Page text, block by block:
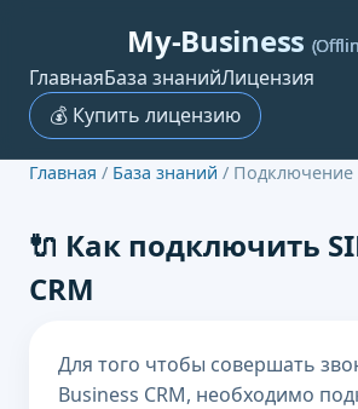
My-Business
ГлавнаяБаза знанийЛицензия
💰 Купить лицензию
Главная / База знаний / Подключение
🔌 Как подключить
CRM
Для того чтобы совершать
Business CRM, необходимо